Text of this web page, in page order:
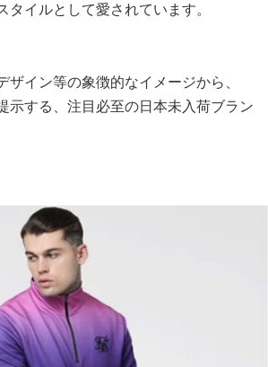
タイルとして愛されています。
ザイン等の象徴的なイメージから、
示する、注目必至の日本未入荷ブラン